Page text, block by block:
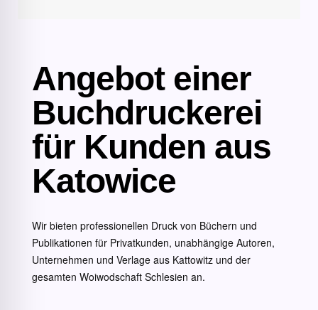
Angebot einer
Buchdruckerei
für Kunden aus
Katowice
Wir bieten professionellen Druck von Büchern und
Publikationen für Privatkunden, unabhängige Autoren,
Unternehmen und Verlage aus Kattowitz und der
gesamten Woiwodschaft Schlesien an.